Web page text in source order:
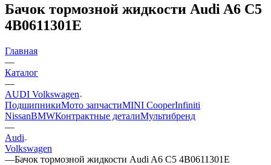
Бачок тормозной жидкости Audi A6 C5
4B0611301E
Главная
—
Каталог
—
AUDI Volkswagen
ПодшипникиМото запчастиMINI CooperInfiniti
NissanBMWКонтрактные деталиМультибренд
—
Audi
Volkswagen
—Бачок тормозной жидкости Audi A6 C5 4B0611301E